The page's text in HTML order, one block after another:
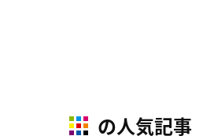
の人気記事